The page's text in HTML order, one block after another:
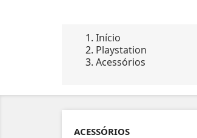
Início
Playstation
Acessórios
ACESSÓRIOS